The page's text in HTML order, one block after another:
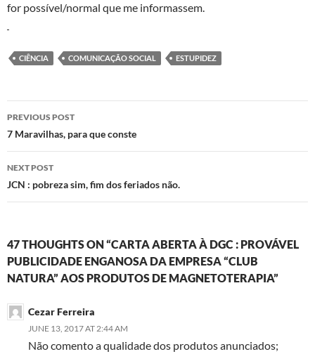
for possível/normal que me informassem.
CIÊNCIA COMUNICAÇÃO SOCIAL ESTUPIDEZ
Post
navigation
PREVIOUS POST
7 Maravilhas, para que conste
NEXT POST
JCN : pobreza sim, fim dos feriados não.
47 THOUGHTS ON “CARTA ABERTA À DGC : PROVÁVEL
PUBLICIDADE ENGANOSA DA EMPRESA “CLUB
NATURA” AOS PRODUTOS DE MAGNETOTERAPIA”
Cezar Ferreira
JUNE 13, 2017 AT 2:44 AM
Não comento a qualidade dos produtos anunciados;